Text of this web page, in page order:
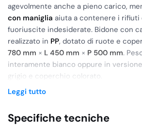
agevolmente anche a pieno carico,
con maniglia aiuta a contenere i rifiuti
fuoriuscite indesiderate. Bidone con
realizzato in PP, dotato di ruote e
780 mm × L 450 mm × P 500 mm.
interamente bianco oppure in
grigio e coperchio colorato.
Ambiti di utilizzo
Ambienti interni e aree di servizio
Leggi tutto
Specifiche tecniche